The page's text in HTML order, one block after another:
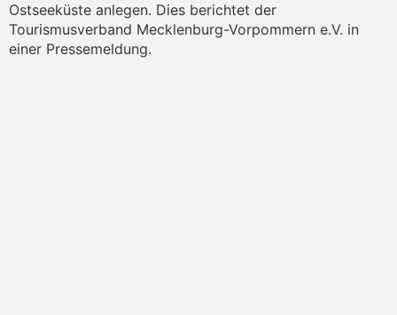
Ostseeküste anlegen. Dies berichtet der
Tourismusverband Mecklenburg-Vorpommern e.V. in
einer Pressemeldung.